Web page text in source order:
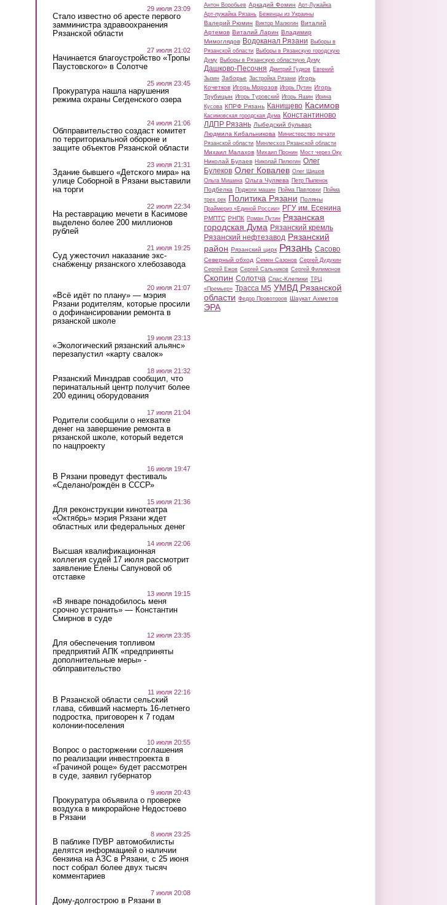
29 июля 23:09
Стало известно об аресте первого
замминистра здравоохранения
Рязанской области
27 июля 21:02
Начинается благоустройство «Тропы
Паустовского» в Солотче
25 июля 23:45
Прокуратура нашла нарушения
режима охраны Сегденского озера
24 июля 21:06
Облправительство создаст комитет
по территориальной обороне и
защите объектов Рязанской области
23 июля 21:31
Здание бывшего «Детского мира» на
улице Соборной в Рязани выставили
на торги
22 июля 22:34
На реставрацию мечети в Касимове
выделено более 200 миллионов
рублей
21 июля 19:25
Суд ужесточил наказание экс-
снабженцу рязанского хлебозавода
20 июля 21:07
«Всё идёт по плану» — мэрия
Рязани родителям, которые просили
о дофинансировании ремонта в
рязанской школе
19 июля 23:13
«Экологический рязанский альянс»
перезапустил «карту свалок»
18 июля 21:32
Рязанский Минздрав сообщил, что
перинатальный центр получит более
200 единиц оборудования
17 июля 21:04
Родители сообщили о нехватке
денег на завершение ремонта в
рязанской школе, который ведется
по нацпроекту
16 июля 19:47
В Рязани проведут фестиваль
«Сделано/рождён в СССР»
15 июля 21:36
Для реконструкции кинотеатра
«Октябрь» мэрия Рязани ждет
областных или федеральных денег
14 июля 22:06
Высшая квалификационная
коллегия судей 17 июля рассмотрит
заявление Елены Сапуновой об
отставке
13 июля 19:15
«В январе понадобилось меня
срочно устранить» — Константин
Смирнов в суде
12 июля 23:35
Для обеспечения топливом
предприятий АПК «предприняты
дополнительные меры» -
облправительство
11 июля 22:16
В Рязанской области сельский
глава, сбивший насмерть 16-летнего
подростка, приговорен к 7 годам
колонии-поселения
10 июля 20:55
Вопрос о расторжении соглашения
по реализации инвестпроекта в
«Грачиной роще» будет рассмотрен
в суде, заявил губернатор
9 июля 20:43
Прокуратура объявила о проверке
воздуха в микрорайоне Недостоево
в Рязани
8 июля 23:25
В паблике ПУВР автомобилисты
делятся информацией о наличии
бензина на АЗС в Рязани, с 25 июня
пост собрал более двух тысяч
комментариев
7 июля 20:08
Дому-долгострою в Рязани в
Антон Воробьев Аркадий Фомин Арт-Лужайка
Арт-лужайка Рязань Беженцы из Украины
Валерий Рюмин Виктор Малюгин Виталий
Артемов Виталий Ларин Владимир
Мимоглядов Водоканал Рязани Выборы в
Рязанской области Выборы в Рязанскую городскую
Думу Выборы в Рязанскую областную Думу
Дашково-Песочня Дмитрий Гудков Евгений
Зызин Заборье Застройка Рязани Игорь
Кочетков Игорь Морозов Игорь Путин Игорь
Трубицын Игорь Туровский Игорь Яшин Ирина
Кусова КПРФ Рязань Канищево Касимов
Касимовская городская Дума Константиново
ЛДПР Рязань Лыбедский бульвар
Людмила Кибальникова Министерство печати
Рязанской области Минлесхоз Рязанской области
Михаил Малахов Михаил Пронин Мост через Оку
Николай Булаев Николай Пилюгин Олег
Булеков Олег Ковалев Олег Шишов
Ольга Мишина Ольга Чуляева Петр Пыленок
Подбелка Поджоги машин Пойма Павловки Пойма
трех рек Политика Рязани Поляны
Праймериз «Единой России» РГУ им. Есенина
РМПТС РНПК Роман Путин Рязанская
городская Дума Рязанский кремль
Рязанский нефтезавод Рязанский
район Рязанский цирк Рязань Сасово
Северный обход Семен Сазонов Сергей Дудукин
Сергей Ежов Сергей Сальников Сергей Филимонов
Скопин Солотча Спас-Клепики ТРЦ
«Премьер» Трасса М5 УМВД Рязанской
области Федор Провоторов Шаукат Ахметов
ЭРА